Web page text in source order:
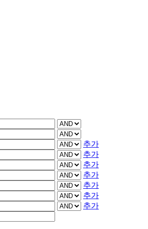
추가
추가
추가
추가
추가
추가
추가